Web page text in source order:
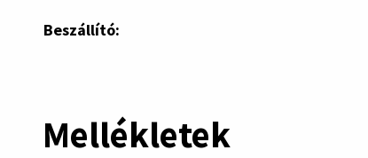
Beszállító:
Mellékletek